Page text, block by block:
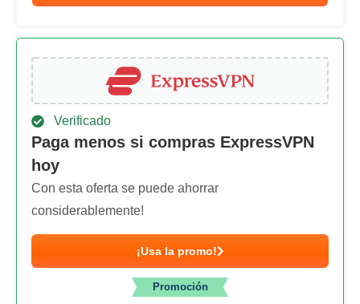
Verificado
Paga menos si compras ExpressVPN
hoy
Con esta oferta se puede ahorrar
considerablemente!
¡Usa la promo!
Promoción